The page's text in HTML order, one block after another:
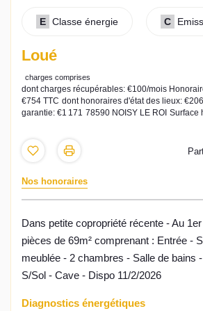
E Classe énergie C
Loué
charges comprises
dont charges récupérables: €100/mois
€754 TTC dont honoraires d'état des lieux:
garantie: €1 171 78590 NOISY LE ROI Surface
Nos honoraires
Dans petite copropriété récente - Au
pièces de 69m² comprenant : Entrée -
meublée - 2 chambres - Salle de bains
S/Sol - Cave - Dispo 11/2/2026
Diagnostics énergétiques